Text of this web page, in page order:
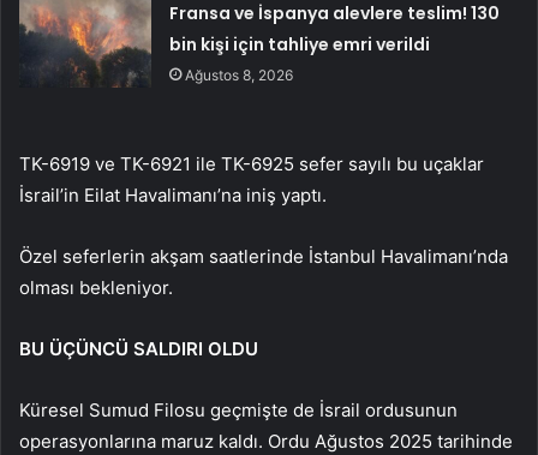
Fransa ve İspanya alevlere teslim! 130
bin kişi için tahliye emri verildi
Ağustos 8, 2026
TK-6919 ve TK-6921 ile TK-6925 sefer sayılı bu uçaklar
İsrail’in Eilat Havalimanı’na iniş yaptı.
Özel seferlerin akşam saatlerinde İstanbul Havalimanı’nda
olması bekleniyor.
BU ÜÇÜNCÜ SALDIRI OLDU
Küresel Sumud Filosu geçmişte de İsrail ordusunun
operasyonlarına maruz kaldı. Ordu Ağustos 2025 tarihinde